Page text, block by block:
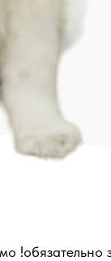
!обязательно